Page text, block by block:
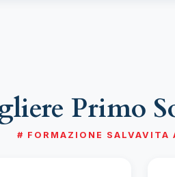
Primo
# FORMAZIONE SALVAVITA